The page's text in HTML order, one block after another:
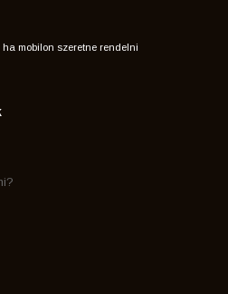
mobilon szeretne rendelni